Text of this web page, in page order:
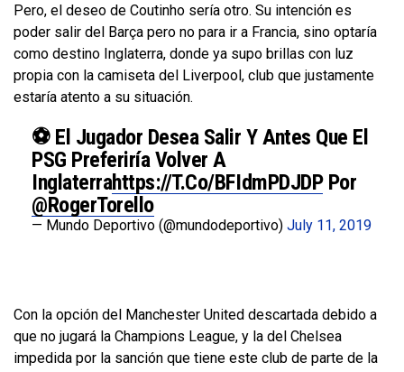
Pero, el deseo de Coutinho sería otro. Su intención es
poder salir del Barça pero no para ir a Francia, sino optaría
como destino Inglaterra, donde ya supo brillas con luz
propia con la camiseta del Liverpool, club que justamente
estaría atento a su situación.
⚽️ El Jugador Desea Salir Y Antes Que El
PSG Preferiría Volver A
InglaterraHttps://t.co/BFIdmPDJDPPor
@RogerTorello
— Mundo Deportivo (@mundodeportivo) July 11, 2019
Con la opción del Manchester United descartada debido a
que no jugará la Champions League, y la del Chelsea
impedida por la sanción que tiene este club de parte de la